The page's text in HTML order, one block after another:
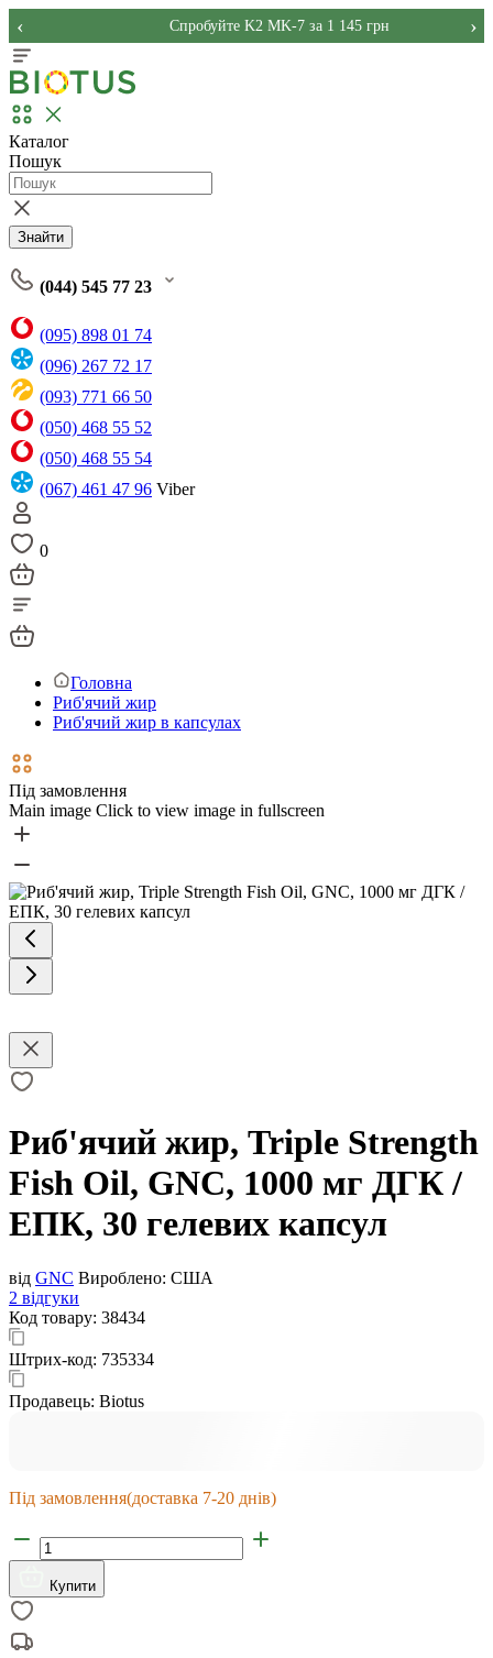
Спробуйте K2 MK-7 за 1 145 грн
‹ ›
Каталог
Пошук
Знайти
(044) 545 77 23
(095) 898 01 74
(096) 267 72 17
(093) 771 66 50
(050) 468 55 52
(050) 468 55 54
(067) 461 47 96 Viber
0
Головна
Риб'ячий жир
Риб'ячий жир в капсулах
Під замовлення
Main image Click to view image in fullscreen
Риб'ячий жир, Triple Strength
Fish Oil, GNC, 1000 мг ДГК /
ЕПК, 30 гелевих капсул
від GNC Вироблено: США
2 відгуки
Код товару: 38434
Штрих-код: 735334
Продавець: Biotus
Під замовлення(доставка 7-20 днів)
Купити